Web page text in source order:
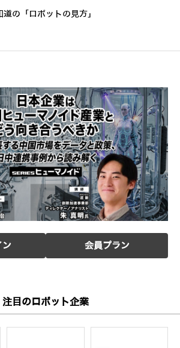
道の「ロボットの見方」
ン 会員プラン
注目のロボット企業